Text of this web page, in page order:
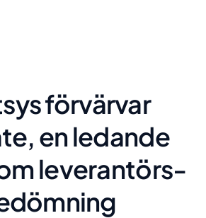
förvärvar
en ledande
leverantörs­